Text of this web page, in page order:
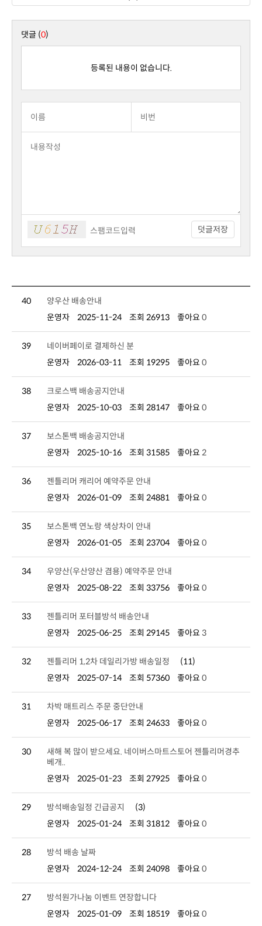
댓글 (0)
등록된 내용이 없습니다.
덧글저장
40
양우산 배송안내
운영자
2025-11-24 조회 26913 좋아요 0
39
네이버페이로 결제하신 분
운영자
2026-03-11 조회 19295 좋아요 0
38
크로스백 배송공지안내
운영자
2025-10-03 조회 28147 좋아요 0
37
보스톤백 배송공지안내
운영자
2025-10-16 조회 31585 좋아요 2
36
젠틀리머 캐리어 예약주문 안내
운영자
2026-01-09 조회 24881 좋아요 0
35
보스톤백 연노랑 색상차이 안내
운영자
2026-01-05 조회 23704 좋아요 0
34
우양산(우산양산 겸용) 예약주문 안내
운영자
2025-08-22 조회 33756 좋아요 0
33
젠틀리머 포터블방석 배송안내
운영자
2025-06-25 조회 29145 좋아요 3
32 젠틀리머 1,2차 데일리가방 배송일정
(11)
운영자
2025-07-14 조회 57360 좋아요 0
31
차박 매트리스 주문 중단안내
운영자
2025-06-17 조회 24633 좋아요 0
30
베개..
운영자
2025-01-23 조회 27925 좋아요 0
29 방석배송일정 긴급공지
(3)
운영자
2025-01-24 조회 31812 좋아요 0
28
방석 배송 날짜
운영자
2024-12-24 조회 24098 좋아요 0
27
방석원가나눔 이벤트 연장합니다
운영자
2025-01-09 조회 18519 좋아요 0